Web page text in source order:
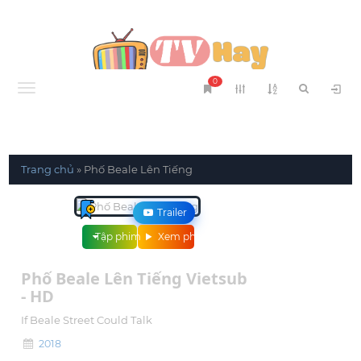
Menu
0
Trang chủ » Phố Beale Lên Tiếng
Trailer
Xem phim
Tập phim
Phố Beale Lên Tiếng Vietsub
- HD
If Beale Street Could Talk
2018